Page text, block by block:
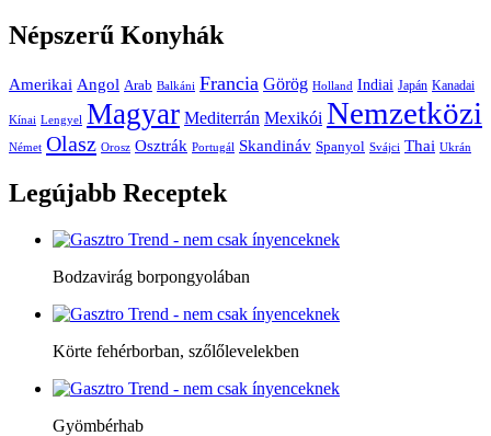
Népszerű Konyhák
Amerikai Angol Arab Balkáni Francia Görög Holland Indiai Japán Kanadai
Kínai Lengyel Magyar Mediterrán Mexikói Nemzetközi
Német Olasz Orosz Osztrák Portugál Skandináv Spanyol Svájci Thai Ukrán
Legújabb Receptek
Bodzavirág borpongyolában
Körte fehérborban, szőlőlevelekben
Gyömbérhab